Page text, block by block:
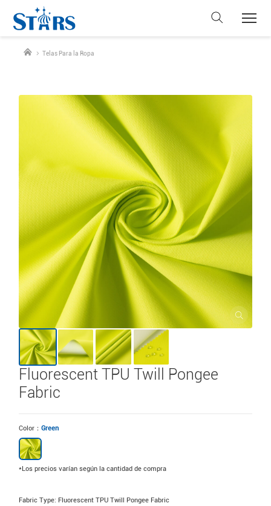
Telas Para la Ropa
Fluorescent TPU Twill Pongee
Fabric
Color：Green
*Los precios varían según la cantidad de compra
Fabric Type: Fluorescent TPU Twill Pongee Fabric